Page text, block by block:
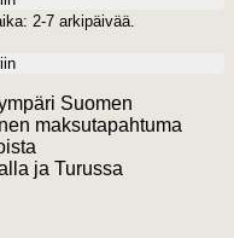
2-7 arkipäivää.
Suomen
maksutapahtuma
ja Turussa